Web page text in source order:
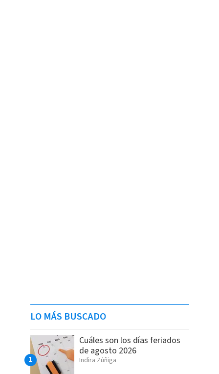
LO MÁS BUSCADO
Cuáles son los días feriados
de agosto 2026
Indira Zúñiga